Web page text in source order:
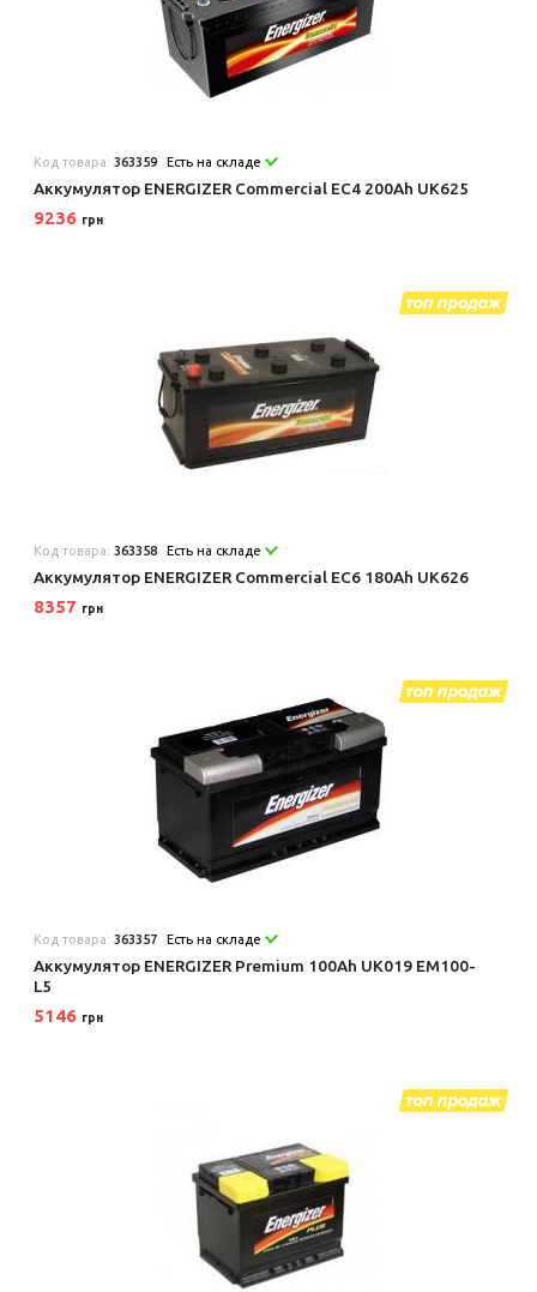
Код товара:363359 Есть на складе
Аккумулятор ENERGIZER Commercial EC4 200Ah UK625
9236 грн
Код товара:363358 Есть на складе
Аккумулятор ENERGIZER Commercial EC6 180Ah UK626
8357 грн
Код товара:363357 Есть на складе
Аккумулятор ENERGIZER Premium 100Ah UK019 EM100-
L5
5146 грн